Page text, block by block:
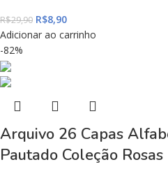
R$29,90 R$8,90
Adicionar ao carrinho
-82%
Arquivo 26 Capas
Pautado Coleção